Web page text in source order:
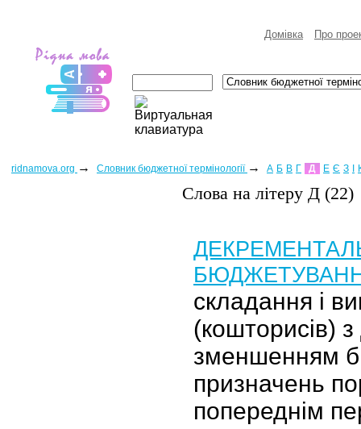
Домівка Про
ridnamova.org → Словник бюджетної термінології → А Б В Г Д Е Є З
Слова на лiтеру Д (22)
складання і
(кошторисів)
зменшенням
призначень
попереднім